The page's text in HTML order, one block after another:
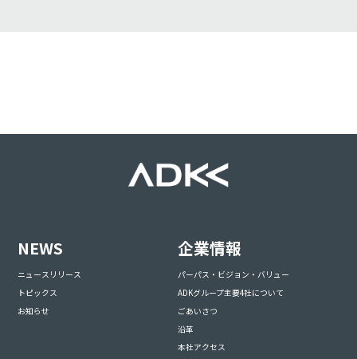
NEWS
ニュースリリース
トピックス
お知らせ
企業情報
パーパス・ビジョン・バリュー
ADKグループ主要4社について
ごあいさつ
沿革
本社アクセス